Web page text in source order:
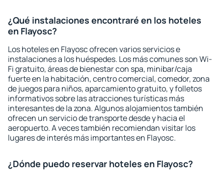
¿Qué instalaciones encontraré en los hoteles
en Flayosc?
Los hoteles en Flayosc ofrecen varios servicios e
instalaciones a los huéspedes. Los más comunes son Wi-
Fi gratuito, áreas de bienestar con spa, minibar/caja
fuerte en la habitación, centro comercial, comedor, zona
de juegos para niños, aparcamiento gratuito, y folletos
informativos sobre las atracciones turísticas más
interesantes de la zona. Algunos alojamientos también
ofrecen un servicio de transporte desde y hacia el
aeropuerto. A veces también recomiendan visitar los
lugares de interés más importantes en Flayosc.
¿Dónde puedo reservar hoteles en Flayosc?